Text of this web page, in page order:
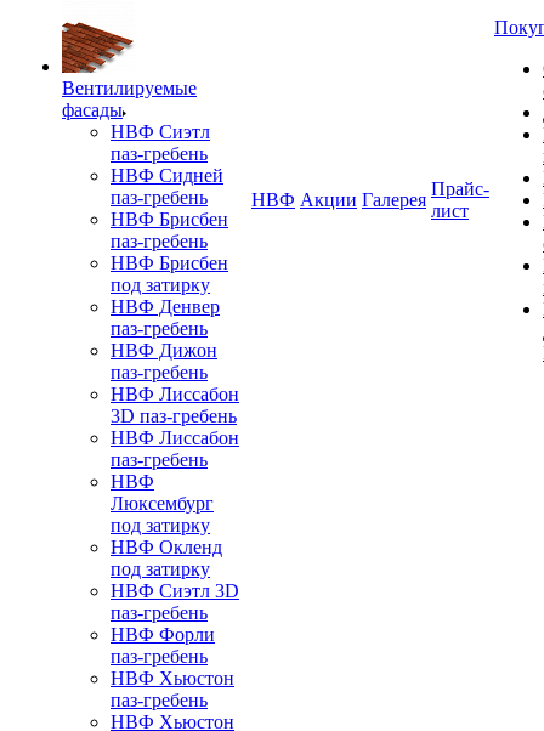
Вентилируемые
фасады
НВФ Сиэтл
паз-гребень
НВФ Сидней
паз-гребень
НВФ Брисбен
паз-гребень
НВФ Брисбен
под затирку
НВФ Денвер
паз-гребень
НВФ Дижон
паз-гребень
НВФ Лиссабон
3D паз-гребень
НВФ Лиссабон
паз-гребень
НВФ
Люксембург
под затирку
НВФ Окленд
под затирку
НВФ Сиэтл 3D
паз-гребень
НВФ Форли
паз-гребень
НВФ Хьюстон
паз-гребень
НВФ Хьюстон
НВФ Акции Галерея
Прайс-
лист